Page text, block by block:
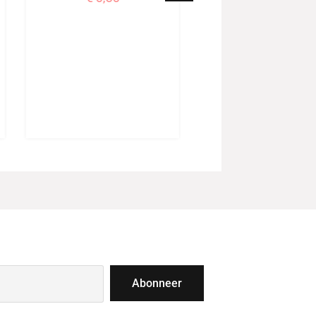
Abonneer